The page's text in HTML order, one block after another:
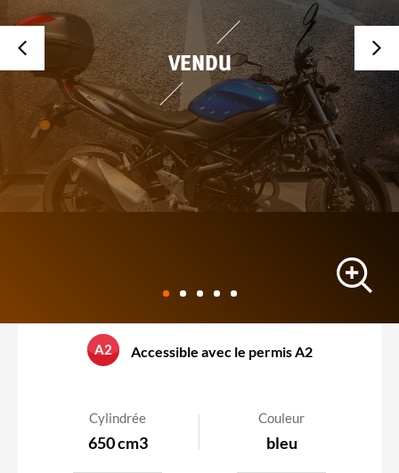
VENDU
SUZUKI SV 650
A2 Accessible avec le permis A2
Cylindrée
650 cm3
Couleur
bleu